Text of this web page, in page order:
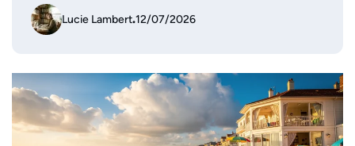
Lucie Lambert.12/07/2026